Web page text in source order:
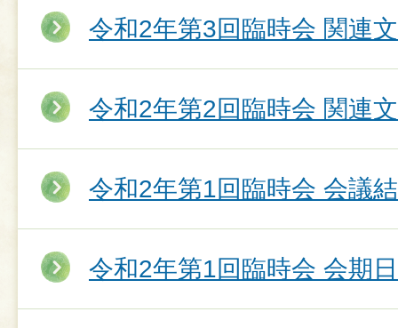
令和2年第3回臨時会 関連
令和2年第2回臨時会 関連
令和2年第1回臨時会 会議
令和2年第1回臨時会 会期